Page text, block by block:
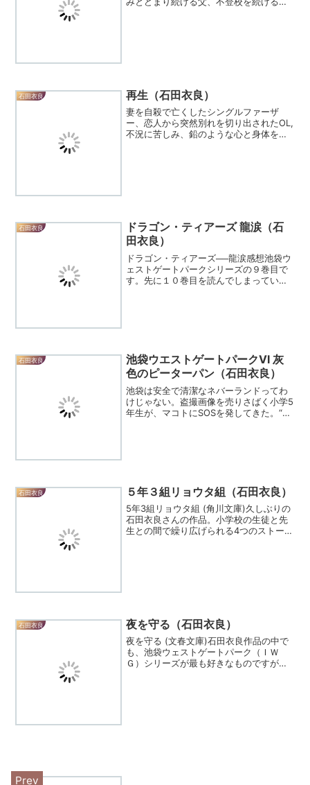
石田衣良 再生（石田衣良）
妻を自殺で亡くしたシングルファーザ
ー、恋人から突然別れを切り出されたOL,
不況に苦しみ、鉛のような心と身体を持
石田衣良
ドラゴン・ティアーズ 龍涙（石
田衣良）
ドラゴン・ティアーズ──龍涙感想池袋ウ
ェストゲートパークシリーズの９巻目で
す。先に１０巻目を読んでしまっていた
石田衣良
池袋ウエストゲートパークVI 灰
色のピーターパン（石田衣良）
池袋は安全で清潔なネバーランドってわ
けじゃない。盗撮画像を売りさばく小学5
年生が、マコトにSOSを発してきた。“ま
石田衣良 ５年３組リョウタ組（石田衣良）
5年3組リョウタ組 (角川文庫)久しぶりの
石田衣良さんの作品。小学校の生徒と先
生との間で繰り広げられる4つのストーリ
石田衣良 夜を守る（石田衣良）
夜を守る (文春文庫)石田衣良作品の中で
も、池袋ウェストゲートパーク（ＩＷ
Ｇ）シリーズが最も好きなものですが、